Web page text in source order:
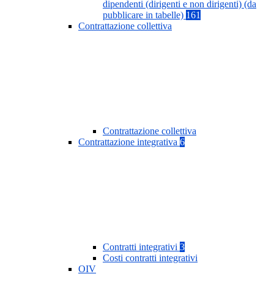
dipendenti (dirigenti e non dirigenti) (da
pubblicare in tabelle) 161
Contrattazione collettiva
Contrattazione collettiva
Contrattazione integrativa 6
Contratti integrativi 3
Costi contratti integrativi
OIV